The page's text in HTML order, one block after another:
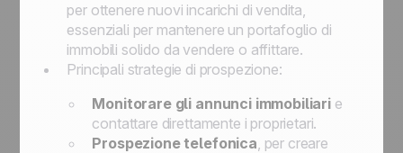
per ottenere nuovi incarichi di vendita,
essenziali per mantenere un portafoglio di
immobili solido da vendere o affittare.
Principali strategie di prospezione:
Monitorare gli annunci immobiliarie
contattare direttamente i proprietari.
Prospezione telefonica, per creare